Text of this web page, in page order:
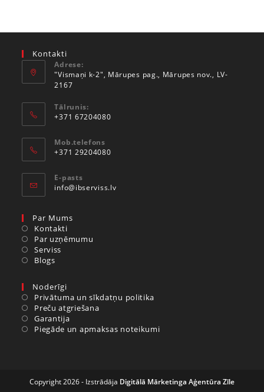
Kontakti
Adrese:
"Vismaņi k-2", Mārupes pag., Mārupes nov., LV-
2167
Tālrunis:
+371 67204080
Mob.telefons
+371 29204080
E-pasts
info@ibserviss.lv
Par Mums
Kontakti
Par uzņēmumu
Serviss
Blogs
Noderīgi
Privātuma un sīkdatņu politika
Preču atgriešana
Garantija
Piegāde un apmaksas noteikumi
Copyright 2026 - Izstrādāja Digitālā Mārketinga Aģentūra Zīle